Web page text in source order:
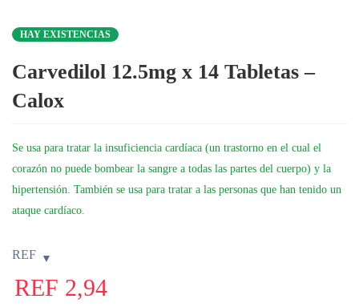
HAY EXISTENCIAS
Carvedilol 12.5mg x 14 Tabletas –
Calox
Se usa para tratar la insuficiencia cardíaca (un trastorno en el cual el
corazón no puede bombear la sangre a todas las partes del cuerpo) y la
hipertensión. También se usa para tratar a las personas que han tenido un
ataque cardíaco.
REF
REF 2,94